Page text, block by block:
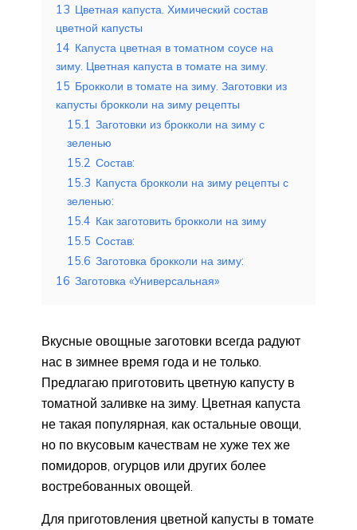
13 Цветная капуста. Химический состав
цветной капусты
14 Капуста цветная в томатном соусе на
зиму. Цветная капуста в томате на зиму.
15 Брокколи в томате на зиму. Заготовки из
капусты брокколи на зиму рецепты
15.1 Заготовки из брокколи на зиму с
зеленью
15.2 Состав:
15.3 Капуста брокколи на зиму рецепты с
зеленью:
15.4 Как заготовить брокколи на зиму
15.5 Состав:
15.6 Заготовка брокколи на зиму:
16 Заготовка «Универсальная»
Вкусные овощные заготовки всегда радуют
нас в зимнее время года и не только.
Предлагаю приготовить цветную капусту в
томатной заливке на зиму. Цветная капуста
не такая популярная, как остальные овощи,
но по вкусовым качествам не хуже тех же
помидоров, огурцов или других более
востребованных овощей.
Для приготовления цветной капусты в томате